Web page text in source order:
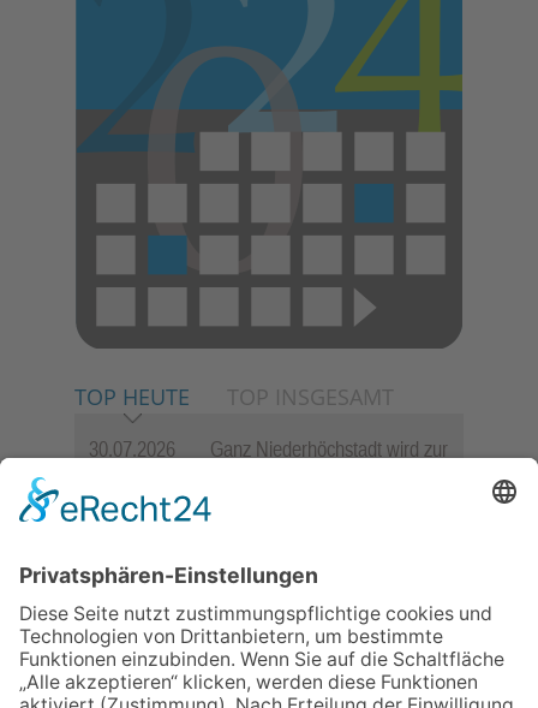
TOP HEUTE TOP INSGESAMT
30.07.2026
Ganz Niederhöchstadt wird zur
23.07.2026
Zwischen Fachwerk, Wein und
lädt wieder zum Weinfest ein
präsentiert sein neues
Programm „Changes“
06.08.2026
„die 80er live“ – Die große